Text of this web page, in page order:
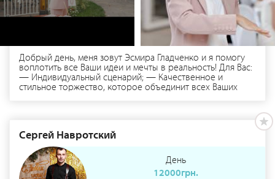
Добрый день, меня зовут Эсмира Гладченко и я помогу
воплотить все Ваши идеи и мечты в реальность! Для Вас:
— Индивидуальный сценарий; — Качественное и
стильное торжество, которое объединит всех Ваших
Сергей Навротский
День
12000грн.